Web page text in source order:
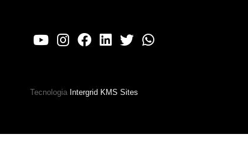
Tecnologia Intergrid KMS Sites